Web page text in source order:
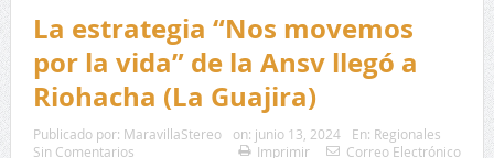
La estrategia “Nos movemos
por la vida” de la Ansv llegó a
Riohacha (La Guajira)
Publicado por: MaravillaStereo on: junio 13, 2024 En: Regionales
Sin Comentarios
Imprimir Correo Electrónico